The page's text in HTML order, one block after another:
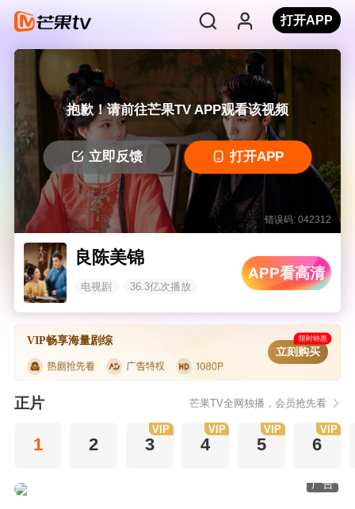
打开APP
抱歉！请前往芒果TV APP观看该视频
立即反馈 打开APP
错误码: 042312
良陈美锦
电视剧 36.3亿次播放
APP看高清
VIP畅享海量剧综 限时特惠
立刻购买
正片 芒果TV全网独播，会员抢先看
1 2 3
VIP
4
VIP
5
VIP
6
VIP
广告